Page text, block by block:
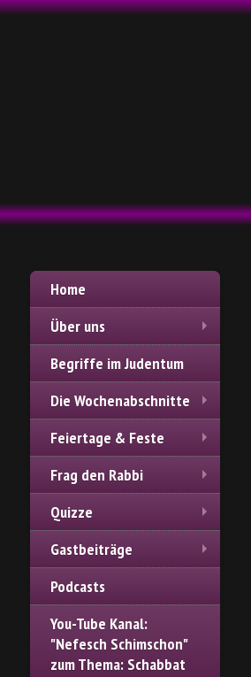
Home
Über uns
Begriffe im Judentum
Die Wochenabschnitte
Feiertage & Feste
Frag den Rabbi
Quizze
Gastbeiträge
Podcasts
You-Tube Kanal:
"Nefesch Schimschon"
zum Thema: Schabbat